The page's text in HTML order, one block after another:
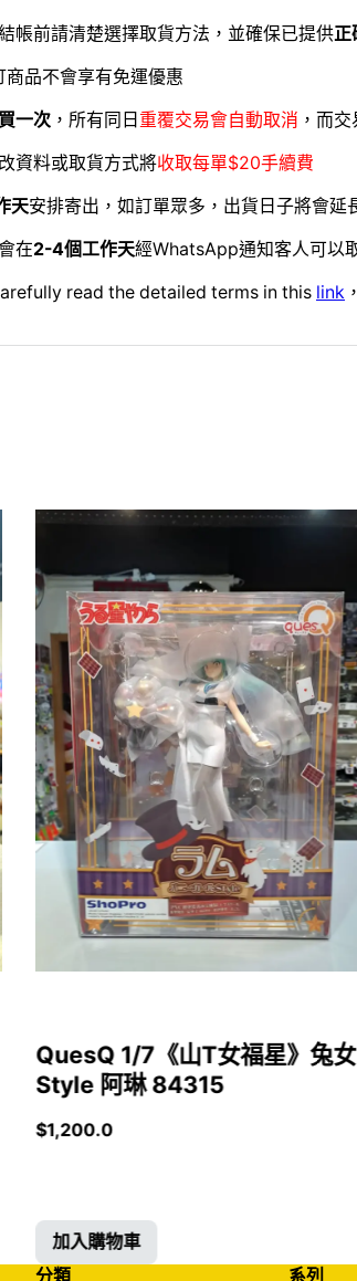
帳前請清楚選擇取貨方法，並確保已提供正
品不會享有免運優惠
一次 ，所有同日 重覆交易會自動取消 ，而
資料或取貨方式將收取每單$20手續費
天安排寄出，如訂單眾多，出貨日子將會延
在2-4個工作天經WhatsApp通知客人可以
read the detailed terms in this link ，
QuesQ 1/7《山T女福星》兔
Style 阿琳 84315
$1,200.0
加入購物車
分類
系列